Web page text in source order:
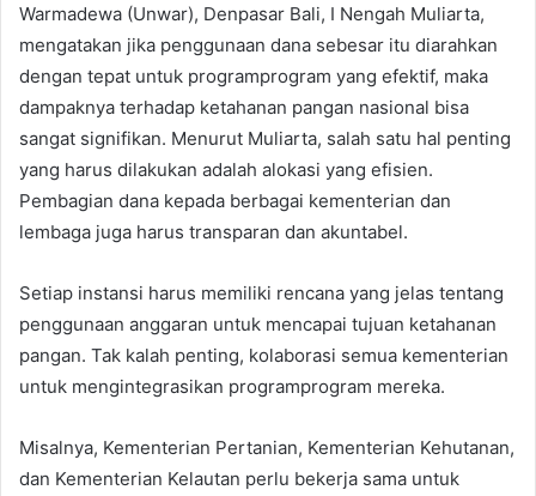
Warmadewa (Unwar), Denpasar Bali, I Nengah Muliarta,
mengatakan jika penggunaan dana sebesar itu diarahkan
dengan tepat untuk programprogram yang efektif, maka
dampaknya terhadap ketahanan pangan nasional bisa
sangat signifikan. Menurut Muliarta, salah satu hal penting
yang harus dilakukan adalah alokasi yang efisien.
Pembagian dana kepada berbagai kementerian dan
lembaga juga harus transparan dan akuntabel.
Setiap instansi harus memiliki rencana yang jelas tentang
penggunaan anggaran untuk mencapai tujuan ketahanan
pangan. Tak kalah penting, kolaborasi semua kementerian
untuk mengintegrasikan programprogram mereka.
Misalnya, Kementerian Pertanian, Kementerian Kehutanan,
dan Kementerian Kelautan perlu bekerja sama untuk